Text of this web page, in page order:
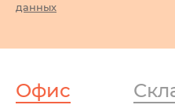
данных
Офис